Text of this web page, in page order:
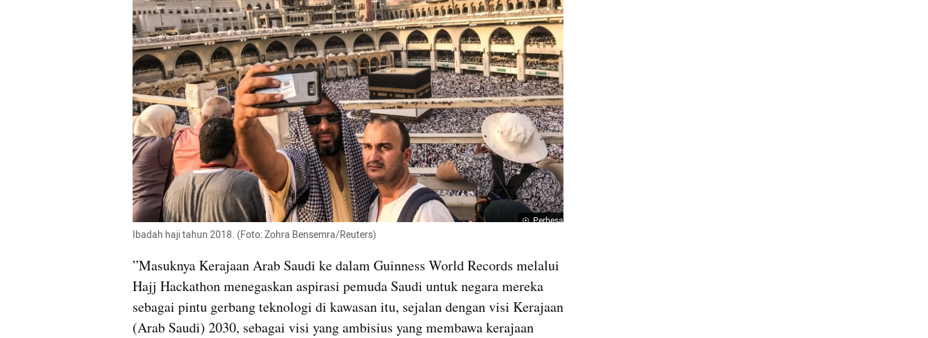
Perbesar
Ibadah haji tahun 2018. (Foto: Zohra Bensemra/Reuters)
”Masuknya Kerajaan Arab Saudi ke dalam Guinness World Records melalui
Hajj Hackathon menegaskan aspirasi pemuda Saudi untuk negara mereka
sebagai pintu gerbang teknologi di kawasan itu, sejalan dengan visi Kerajaan
(Arab Saudi) 2030, sebagai visi yang ambisius yang membawa kerajaan